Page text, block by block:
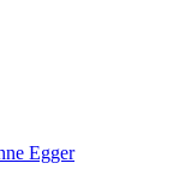
Egger